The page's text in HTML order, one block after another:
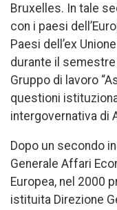
Bruxelles. In tale
con i paesi
Paesi dell’ex
durante il semestre
Gruppo di lavoro
questioni
intergovernativa di
Dopo un secondo
Generale Affari
Europea, nel 2000
istituita Direzione